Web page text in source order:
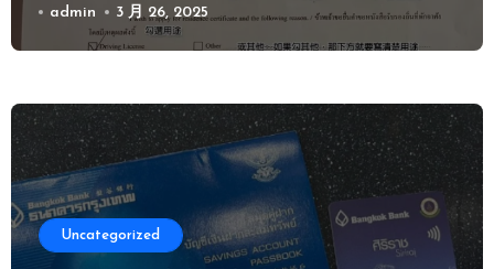
admin 3 月 26, 2025
Uncategorized